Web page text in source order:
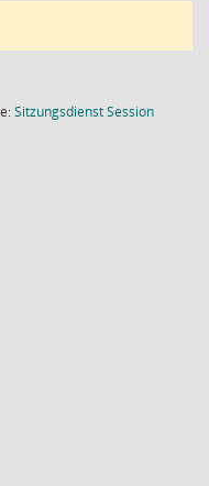
SitzungsdienstSession(Wird in